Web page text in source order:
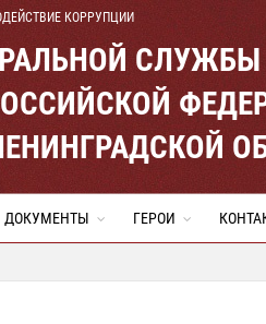
КОРРУПЦИИ
ДОКУМЕНТЫ ГЕРОИ